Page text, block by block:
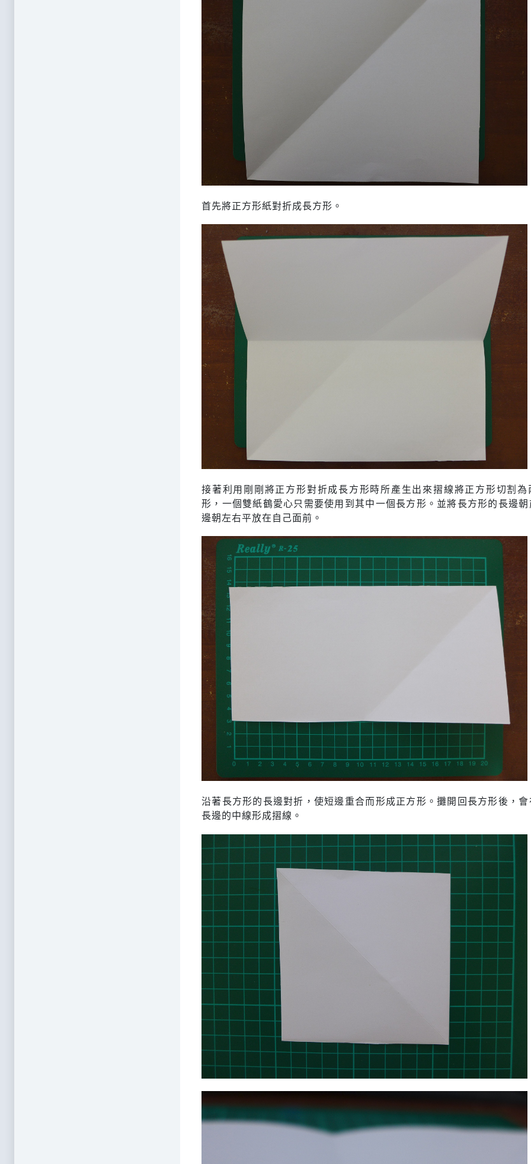
首先將正方形紙對折成長方形。
接著利用剛剛將正方形對折成長方形時所產生出來摺線將正方形切割為
形，一個雙紙鶴愛心只需要使用到其中一個長方形。並將長方形的長邊
邊朝左右平放在自己面前。
沿著長方形的長邊對折，使短邊重合而形成正方形。攤開回長方形後，
長邊的中線形成摺線。